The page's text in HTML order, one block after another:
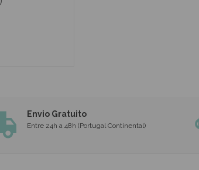
Envio Gratuito
Entre 24h a 48h (Portugal Continental)